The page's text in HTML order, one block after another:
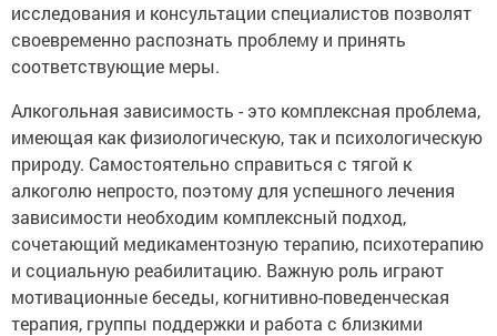
исследования и консультации специалистов позволят
своевременно распознать проблему и принять
соответствующие меры.
Алкогольная зависимость - это комплексная проблема,
имеющая как физиологическую, так и психологическую
природу. Самостоятельно справиться с тягой к
алкоголю непросто, поэтому для успешного лечения
зависимости необходим комплексный подход,
сочетающий медикаментозную терапию, психотерапию
и социальную реабилитацию. Важную роль играют
мотивационные беседы, когнитивно-поведенческая
терапия, группы поддержки и работа с близкими